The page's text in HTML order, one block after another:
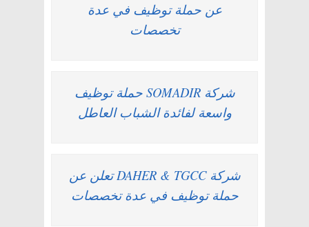
عن حملة توظيف في عدة
تخصصات
شركة SOMADIR حملة توظيف
واسعة لفائدة الشباب العاطل
شركة DAHER & TGCC تعلن عن
حملة توظيف في عدة تخصصات